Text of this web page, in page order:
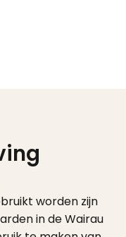
worden zijn
in de Wairau